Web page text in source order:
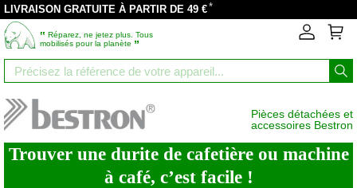
LIVRAISON GRATUITE À PARTIR DE 49 €*
‟ Réparez, ne jetez plus. Tous
mobilisés pour la planète ”
Pièces détachées et
accessoires Bestron
Trouver une durite de cafetière ou machine
à café, c’est facile !